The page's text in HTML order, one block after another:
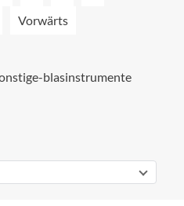
Vorwärts
blasinstrumente